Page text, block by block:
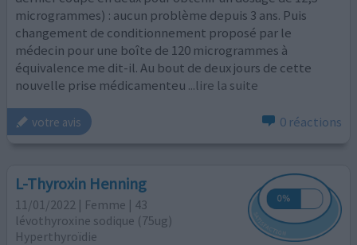
microgrammes) : aucun problème depuis 3 ans. Puis
changement de conditionnement proposé par le
médecin pour une boîte de 120 microgrammes à
équivalence me dit-il. Au bout de deux jours de cette
nouvelle prise médicamenteu ...lire la suite
votre avis 0 réactions
L-Thyroxin Henning
11/01/2022 | Femme | 43
lévothyroxine sodique (75ug)
Hyperthyroïdie